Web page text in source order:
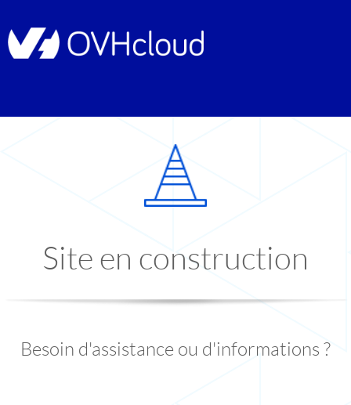
Site en construction
Besoin d'assistance ou d'informations ?